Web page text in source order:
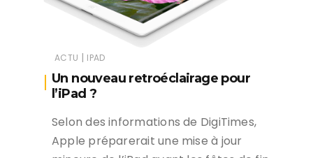
ACTU | IPAD
Un nouveau retroéclairage pour
l’iPad ?
Selon des informations de DigiTimes,
Apple préparerait une mise à jour